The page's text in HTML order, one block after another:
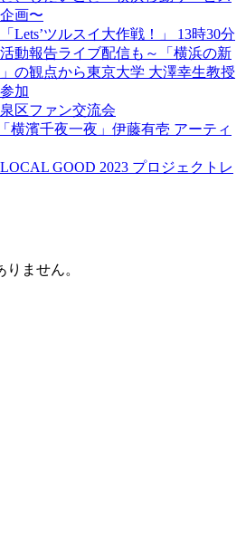
画〜
Lets’ツルスイ大作戦！」 13時30分
動報告ライブ配信も～「横浜の新
の観点から東京大学 大澤幸生教授
加
泉区ファン交流会
横濱千夜一夜」伊藤有壱 アーティ
LOCAL GOOD 2023 プロジェクトレ
ません。